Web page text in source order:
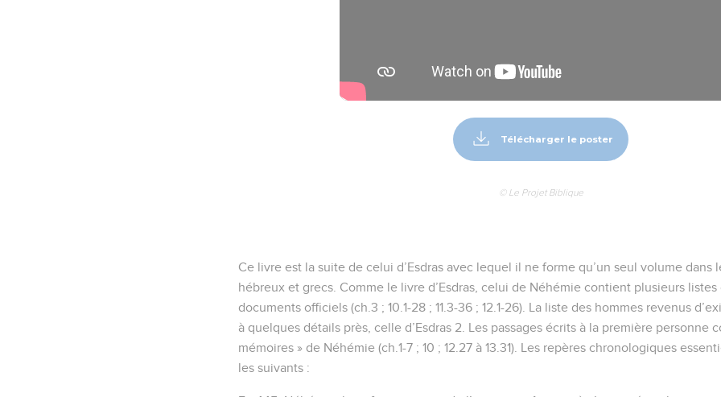
Télécharger le poster
© Le Projet Biblique
Ce livre est la suite de celui d’Esdras avec lequel il ne forme qu’un seul volume dans
hébreux et grecs. Comme le livre d’Esdras, celui de Néhémie contient plusieurs
documents officiels (ch.3 ; 10.1-28 ; 11.3-36 ; 12.1-26). La liste des hommes revenus
à quelques détails près, celle d’Esdras 2. Les passages écrits à la première personne
mémoires » de Néhémie (ch.1-7 ; 10 ; 12.27 à 13.31). Les repères chronologiques
les suivants :